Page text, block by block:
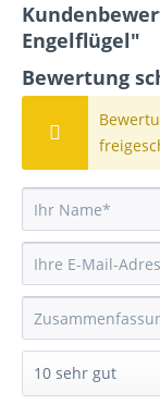
Engelflügel"
Bewertung